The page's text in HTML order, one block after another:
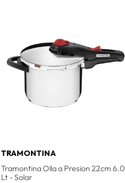
TRAMONTINA
Tramontina Olla a Presion 22cm 6.0
Lt - Solar